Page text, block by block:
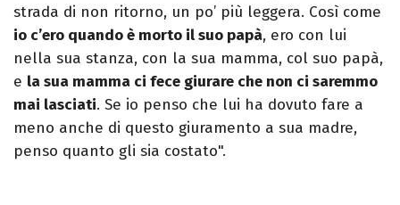
strada di non ritorno, un po’ più leggera. Così come
io c’ero quando è morto il suo papà, ero con lui
nella sua stanza, con la sua mamma, col suo papà,
e la sua mamma ci fece giurare che non ci saremmo
mai lasciati. Se io penso che lui ha dovuto fare a
meno anche di questo giuramento a sua madre,
penso quanto gli sia costato".